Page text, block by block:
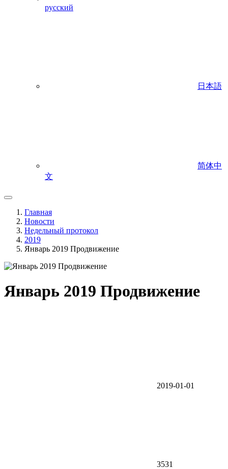
русский
日本語
简体中
文
Главная
Новости
Недельный протокол
2019
Январь 2019 Продвижение
Январь 2019 Продвижение
2019-01-01
3531